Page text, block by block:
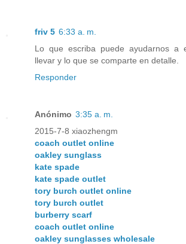
friv 5 6:33 a. m.
Lo que escriba puede ayudarnos a
llevar y lo que se comparte en detalle.
Responder
Anónimo 3:35 a. m.
2015-7-8 xiaozhengm
coach outlet online
oakley sunglass
kate spade
kate spade outlet
tory burch outlet online
tory burch outlet
burberry scarf
coach outlet online
oakley sunglasses wholesale